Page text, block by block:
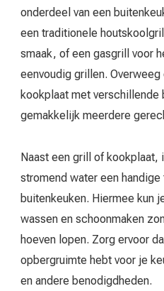
onderdeel van een
een traditionele
smaak, of een gasgrill voor
eenvoudig grillen.
kookplaat met verschillende
gemakkelijk meerdere
Naast een grill of kookplaat,
stromend water een
buitenkeuken. Hiermee kun
wassen en schoonmaken
hoeven lopen. Zorg ervoor
opbergruimte hebt voor je
en andere benodigdheden.